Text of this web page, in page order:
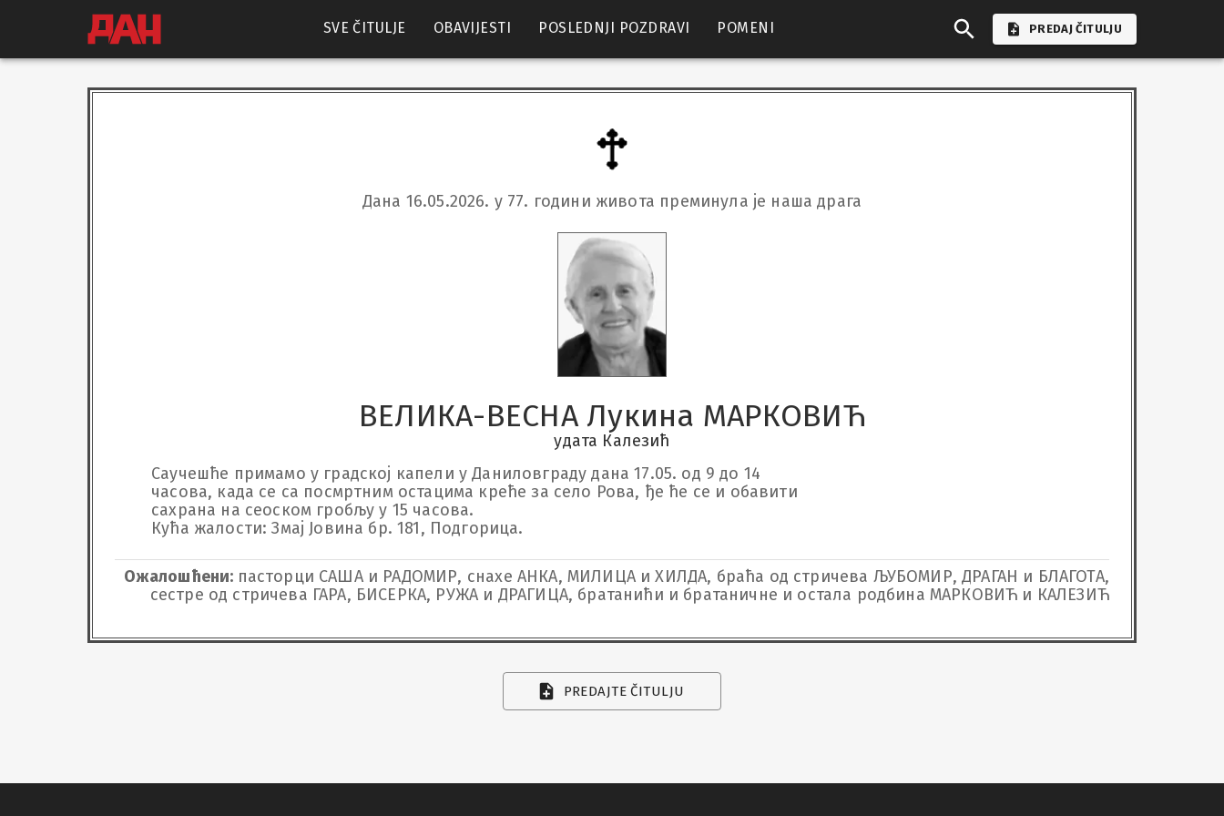
SVE ČITULJE OBAVIJESTI POSLEDNJI POZDRAVI POMENI PREDAJ ČITULJU
Дана 16.05.2026. у 77. години живота преминула је наша драга
ВЕЛИКА-ВЕСНА Лукина МАРКОВИЋ
удата Калезић
Саучешће примамо у градској капели у Даниловграду дана 17.05. од 9 до 14
часова, када се са посмртним остацима креће за село Рова, ђе ће се и обавити
сахрана на сеоском гробљу у 15 часова.
Кућа жалости: Змај Јовина бр. 181, Подгорица.
Ожалошћени: пасторци САША и РАДОМИР, снахе АНКА, МИЛИЦА и ХИЛДА, браћа од стричева ЉУБОМИР, ДРАГАН и БЛАГОТА,
сестре од стричева ГАРА, БИСЕРКА, РУЖА и ДРАГИЦА, братанићи и братаничне и остала родбина МАРКОВИЋ и КАЛЕЗИЋ
PREDAJTE ČITULJU